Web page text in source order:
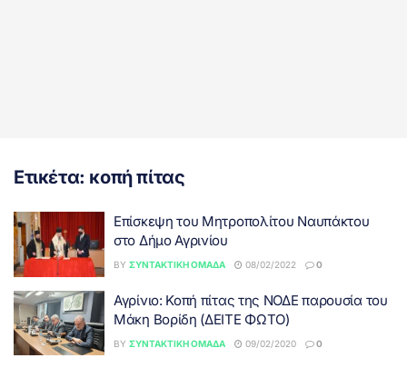
Ετικέτα: κοπή πίτας
Επίσκεψη του Μητροπολίτου Ναυπάκτου
στο Δήμο Αγρινίου
BY ΣΥΝΤΑΚΤΙΚΉ ΟΜΆΔΑ 08/02/2022 0
Αγρίνιο: Κοπή πίτας της ΝΟΔΕ παρουσία του
Μάκη Βορίδη (ΔΕΙΤΕ ΦΩΤΟ)
BY ΣΥΝΤΑΚΤΙΚΉ ΟΜΆΔΑ 09/02/2020 0